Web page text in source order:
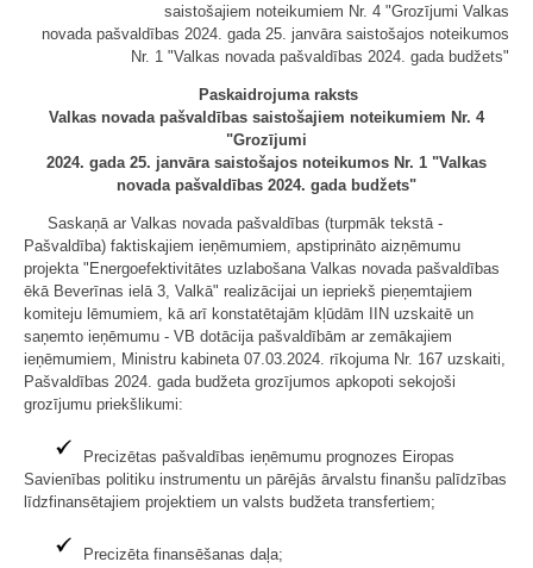
saistošajiem noteikumiem Nr. 4 "Grozījumi Valkas
novada pašvaldības 2024. gada 25. janvāra saistošajos noteikumos
Nr. 1 "Valkas novada pašvaldības 2024. gada budžets"
Paskaidrojuma raksts
Valkas novada pašvaldības saistošajiem noteikumiem Nr. 4
"Grozījumi
2024. gada 25. janvāra saistošajos noteikumos Nr. 1 "Valkas
novada pašvaldības 2024. gada budžets"
Saskaņā ar Valkas novada pašvaldības (turpmāk tekstā -
Pašvaldība) faktiskajiem ieņēmumiem, apstiprināto aizņēmumu
projekta "Energoefektivitātes uzlabošana Valkas novada pašvaldības
ēkā Beverīnas ielā 3, Valkā" realizācijai un iepriekš pieņemtajiem
komiteju lēmumiem, kā arī konstatētajām kļūdām IIN uzskaitē un
saņemto ieņēmumu - VB dotācija pašvaldībām ar zemākajiem
ieņēmumiem, Ministru kabineta 07.03.2024. rīkojuma Nr. 167 uzskaiti,
Pašvaldības 2024. gada budžeta grozījumos apkopoti sekojoši
grozījumu priekšlikumi:
Precizētas pašvaldības ieņēmumu prognozes Eiropas
Savienības politiku instrumentu un pārējās ārvalstu finanšu palīdzības
līdzfinansētajiem projektiem un valsts budžeta transfertiem;
Precizēta finansēšanas daļa;